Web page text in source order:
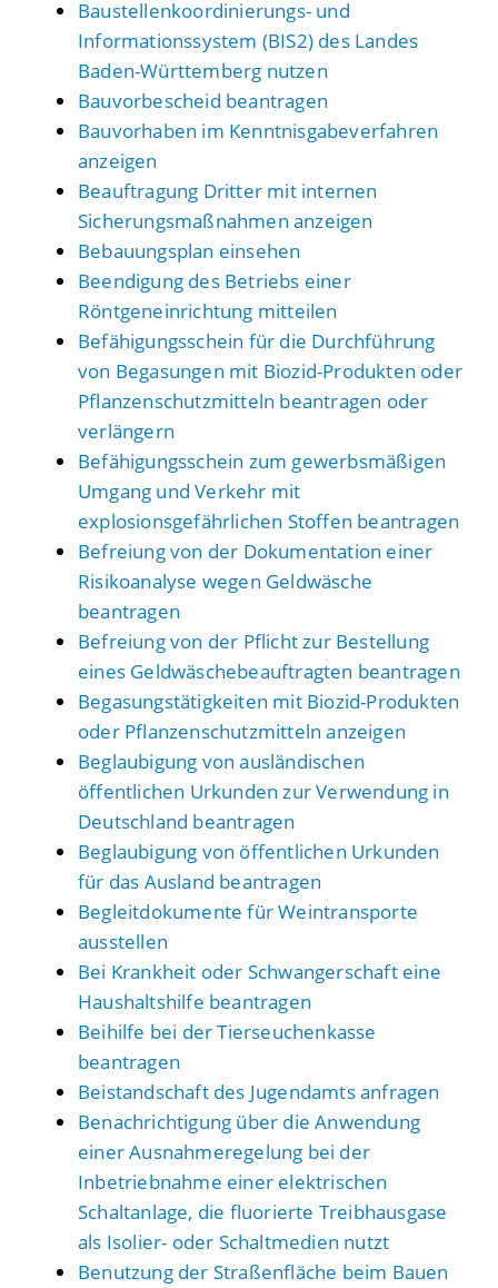
Baustellenkoordinierungs- und
Informationssystem (BIS2) des Landes
Baden-Württemberg nutzen
Bauvorbescheid beantragen
Bauvorhaben im Kenntnisgabeverfahren
anzeigen
Beauftragung Dritter mit internen
Sicherungsmaßnahmen anzeigen
Bebauungsplan einsehen
Beendigung des Betriebs einer
Röntgeneinrichtung mitteilen
Befähigungsschein für die Durchführung
von Begasungen mit Biozid-Produkten oder
Pflanzenschutzmitteln beantragen oder
verlängern
Befähigungsschein zum gewerbsmäßigen
Umgang und Verkehr mit
explosionsgefährlichen Stoffen beantragen
Befreiung von der Dokumentation einer
Risikoanalyse wegen Geldwäsche
beantragen
Befreiung von der Pflicht zur Bestellung
eines Geldwäschebeauftragten beantragen
Begasungstätigkeiten mit Biozid-Produkten
oder Pflanzenschutzmitteln anzeigen
Beglaubigung von ausländischen
öffentlichen Urkunden zur Verwendung in
Deutschland beantragen
Beglaubigung von öffentlichen Urkunden
für das Ausland beantragen
Begleitdokumente für Weintransporte
ausstellen
Bei Krankheit oder Schwangerschaft eine
Haushaltshilfe beantragen
Beihilfe bei der Tierseuchenkasse
beantragen
Beistandschaft des Jugendamts anfragen
Benachrichtigung über die Anwendung
einer Ausnahmeregelung bei der
Inbetriebnahme einer elektrischen
Schaltanlage, die fluorierte Treibhausgase
als Isolier- oder Schaltmedien nutzt
Benutzung der Straßenfläche beim Bauen